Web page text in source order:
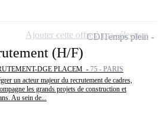
(H/F)
DGE PLACEM - 75 - PARIS
un acteur majeur du recrutement de cadres,
les grands projets de construction et
Au sein de...
CDITemps plein
Ajouter cette offre à ma sélection